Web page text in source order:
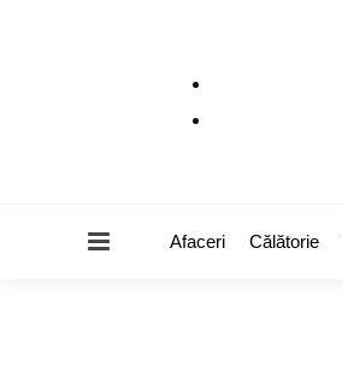
Afaceri Călătorie